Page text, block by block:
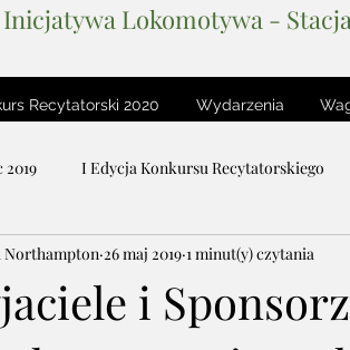
Inicjatywa Lokomotywa -
Recytatorski 2020 Wydarzenia
I Edycja Konkursu Recytatorskiego
Stacja Wolność Podcastowy
Lustro Sceny / The Mirror of Stage
i
Northampton 26 maj 2019 1 minut(y) czytania